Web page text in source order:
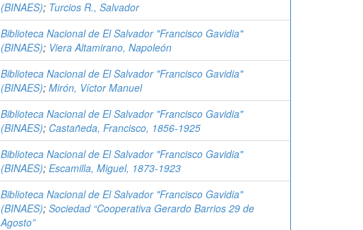
(BINAES); Turcios R., Salvador
Biblioteca Nacional de El Salvador "Francisco Gavidia"
(BINAES); Viera Altamirano, Napoleón
Biblioteca Nacional de El Salvador "Francisco Gavidia"
(BINAES); Mirón, Víctor Manuel
Biblioteca Nacional de El Salvador "Francisco Gavidia"
(BINAES); Castañeda, Francisco, 1856-1925
Biblioteca Nacional de El Salvador "Francisco Gavidia"
(BINAES); Escamilla, Miguel, 1873-1923
Biblioteca Nacional de El Salvador "Francisco Gavidia"
(BINAES); Sociedad “Cooperativa Gerardo Barrios 29 de
Agosto”